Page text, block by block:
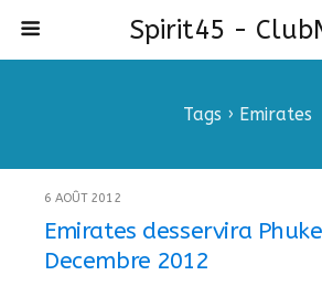
Spirit45 -
Tags › Emirates
6 AOÛT 2012
Emirates desservira
Decembre 2012